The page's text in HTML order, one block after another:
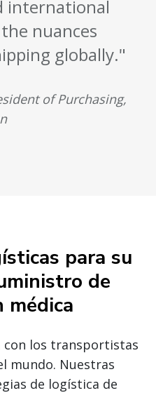
international
nuances
globally."
of Purchasing,
para su
de
médica
con los transportistas
mundo. Nuestras
de logística de